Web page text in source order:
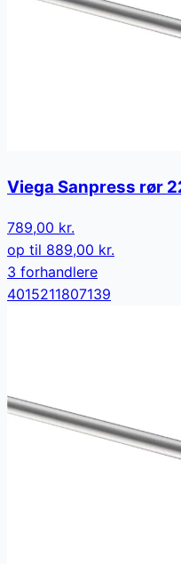
Viega Sanpress rør
789,00 kr.
op til 889,00 kr.
3 forhandlere
4015211807139